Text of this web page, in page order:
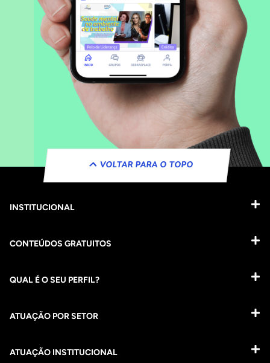
VOLTAR PARA O TOPO
INSTITUCIONAL
CONTEÚDOS GRATUITOS
QUAL É O SEU PERFIL?
ATUAÇÃO POR SETOR
ATUAÇÃO INSTITUCIONAL